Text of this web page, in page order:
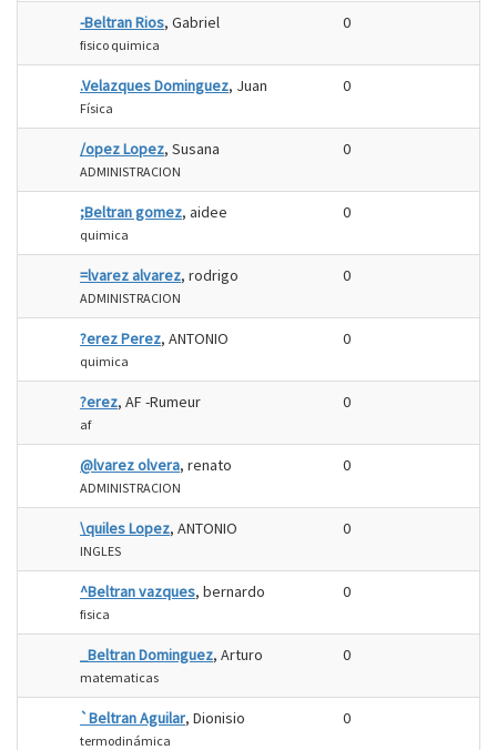
-Beltran Rios, Gabriel
fisico quimica
0
.Velazques Dominguez, Juan
Física
0
/opez Lopez, Susana
ADMINISTRACION
0
;Beltran gomez, aidee
quimica
0
=lvarez alvarez, rodrigo
ADMINISTRACION
0
?erez Perez, ANTONIO
quimica
0
?erez, AF -Rumeur
af
0
@lvarez olvera, renato
ADMINISTRACION
0
\quiles Lopez, ANTONIO
INGLES
0
^Beltran vazques, bernardo
fisica
0
_Beltran Dominguez, Arturo
matematicas
0
`Beltran Aguilar, Dionisio
termodinámica
0